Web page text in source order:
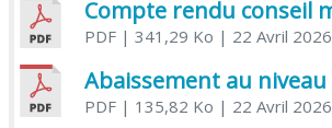
PDF| 341,29 Ko | 22 Avril 2026
PDF| 135,82 Ko | 22 Avril 2026